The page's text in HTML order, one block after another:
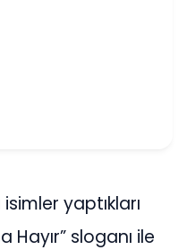
yaptıkları
Hayır” sloganı ile